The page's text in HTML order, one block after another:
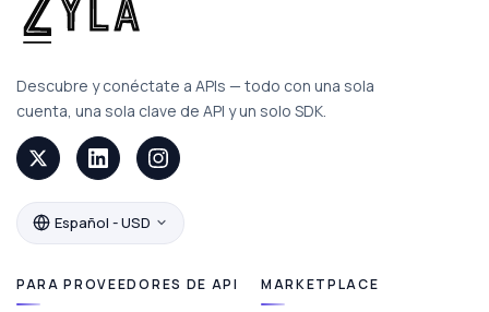
Descubre y conéctate a APIs — todo con una sola
cuenta, una sola clave de API y un solo SDK.
Español - USD
PARA PROVEEDORES DE API MARKETPLACE